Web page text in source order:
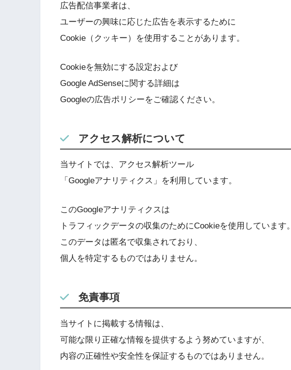
広告配信事業者は、
ユーザーの興味に応じた広告を表示するために
Cookie（クッキー）を使用することがあります。
Cookieを無効にする設定および
Google AdSenseに関する詳細は
Googleの広告ポリシーをご確認ください。
アクセス解析について
当サイトでは、アクセス解析ツール
「Googleアナリティクス」を利用しています。
このGoogleアナリティクスは
トラフィックデータの収集のためにCookieを使用しています。
このデータは匿名で収集されており、
個人を特定するものではありません。
免責事項
当サイトに掲載する情報は、
可能な限り正確な情報を提供するよう努めていますが、
内容の正確性や安全性を保証するものではありません。